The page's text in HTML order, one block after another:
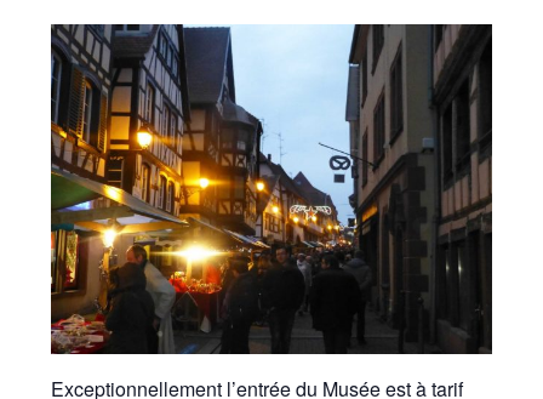
Exceptionnellement l’entrée du Musée est à tarif